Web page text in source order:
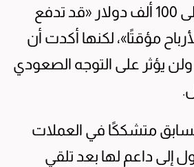
صعوبة الوصول إلى 100 ألف دولار «قد تدفع
مؤقتًا»، لكنها أكدت أن
ولن يؤثر على التوجه الصعودي
متشككًا في العملات
إلى داعم لها بعد تلقي